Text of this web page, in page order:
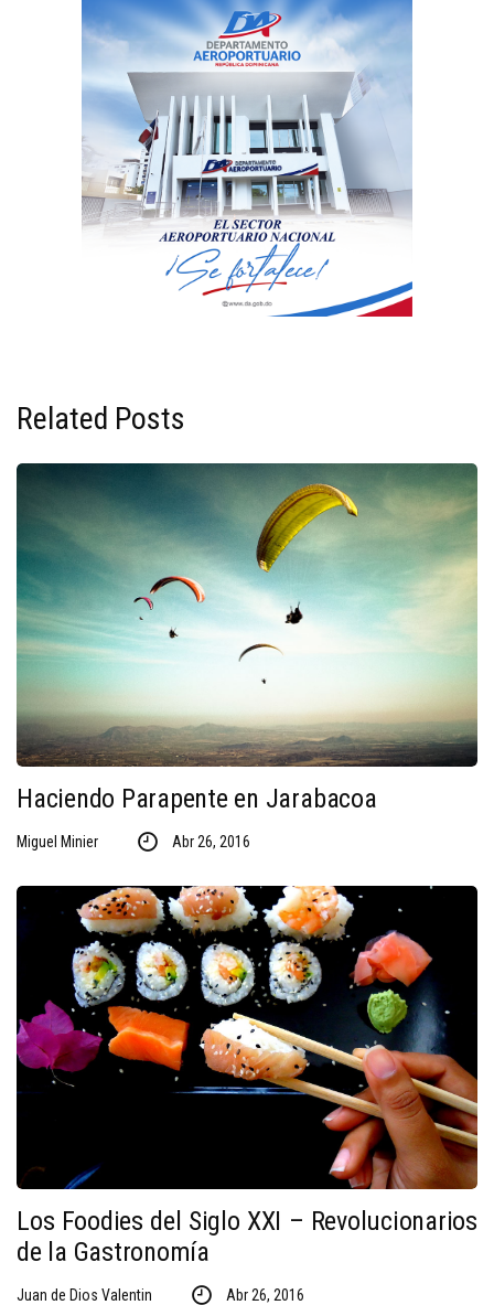
Related Posts
Haciendo Parapente en Jarabacoa
Miguel Minier Abr 26, 2016
Los Foodies del Siglo XXI – Revolucionarios
de la Gastronomía
Juan de Dios Valentin Abr 26, 2016